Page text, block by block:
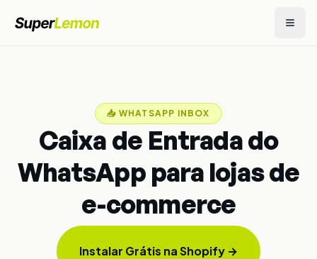
📥 WHATSAPP INBOX
Caixa de Entrada do
WhatsApp para lojas de
e-commerce
Instalar Grátis na Shopify →